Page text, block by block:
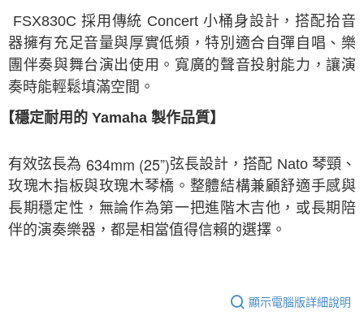
FSX830C 採用傳統 Concert 小桶身設計，搭配拾音
器擁有充足音量與厚實低頻，特別適合自彈自唱、樂
團伴奏與舞台演出使用。寬廣的聲音投射能力，讓演
奏時能輕鬆填滿空間。
【穩定耐用的 Yamaha 製作品質】
有效弦長為 634mm (25”)弦長設計，搭配 Nato 琴頸、
玫瑰木指板與玫瑰木琴橋。整體結構兼顧舒適手感與
長期穩定性，無論作為第一把進階木吉他，或長期陪
伴的演奏樂器，都是相當值得信賴的選擇。
顯示電腦版詳細說明